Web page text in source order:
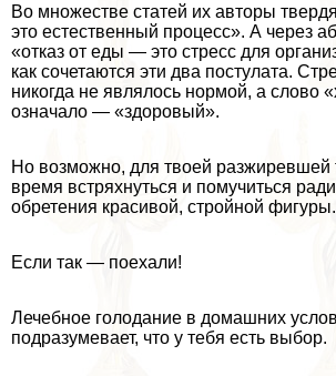
Во множестве статей их авторы
это естественный процесс». А через
«отказ от еды — это стресс для
как сочетаются эти два постулата.
никогда не являлось нормой, а слово
означало — «здоровый».
Но возможно, для твоей разжиревшей
время встряхнуться и помучиться
обретения красивой, стройной фигуры.
Если так — поехали!
Лечебное голодание в домашних
подразумевает, что у тебя есть выбор.